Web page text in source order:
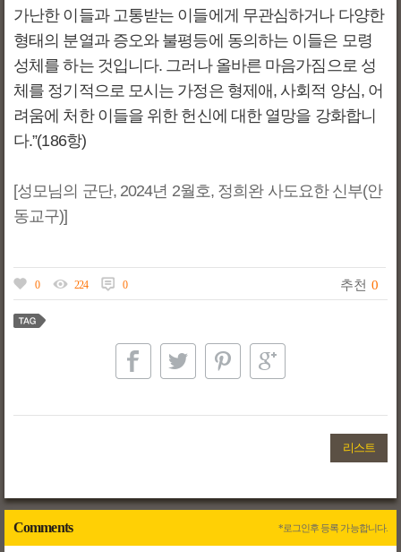
가난한 이들과 고통받는 이들에게 무관심하거나 다양한
형태의 분열과 증오와 불평등에 동의하는 이들은 모령
성체를 하는 것입니다. 그러나 올바른 마음가짐으로 성
체를 정기적으로 모시는 가정은 형제애, 사회적 양심, 어
려움에 처한 이들을 위한 헌신에 대한 열망을 강화합니
다.”(186항)
[성모님의 군단, 2024년 2월호, 정희완 사도요한 신부(안
동교구)]
0 224 0 추천 0
리스트
Comments *로그인후 등록 가능합니다.